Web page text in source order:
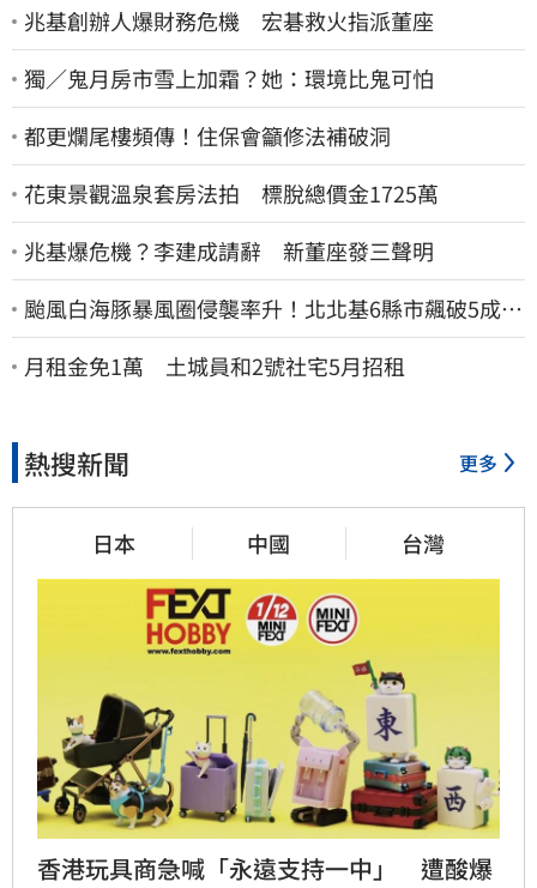
兆基創辦人爆財務危機 宏碁救火指派董座
獨／鬼月房市雪上加霜？她：環境比鬼可怕
都更爛尾樓頻傳！住保會籲修法補破洞
花東景觀溫泉套房法拍 標脫總價金1725萬
兆基爆危機？李建成請辭 新董座發三聲明
颱風白海豚暴風圈侵襲率升！北北基6縣市飆破5成
1縣市「最高達67%」
月租金免1萬 土城員和2號社宅5月招租
熱搜新聞 更多
日本 中國 台灣
香港玩具商急喊「永遠支持一中」　遭酸爆